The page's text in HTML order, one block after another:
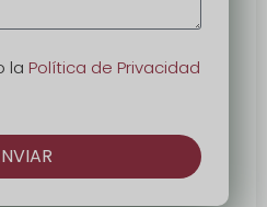
la Política de Privacidad